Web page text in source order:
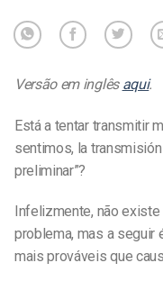
Versão em inglês aqui.
Está a tentar transmitir
sentimos, la
preliminar”?
Infelizmente, não
problema, mas a seguir
mais prováveis que